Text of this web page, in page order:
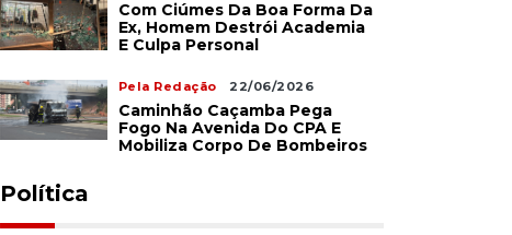
Com Ciúmes Da Boa Forma Da
Ex, Homem Destrói Academia
E Culpa Personal
Pela Redação 22/06/2026
Caminhão Caçamba Pega
Fogo Na Avenida Do CPA E
Mobiliza Corpo De Bombeiros
Política